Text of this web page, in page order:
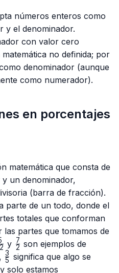
números enteros como
y el denominador.
con valor cero
no definida; por
denominador (aunque
como numerador).
en porcentajes
matemática que consta de
un denominador,
(barra de fracción).
parte de un todo, donde el
totales que conforman
partes que tomamos de
y \frac{7}
{2}
2
7 son ejemplos de
\frac{3}
{5}
5
3 significa que algo se
solo estamos